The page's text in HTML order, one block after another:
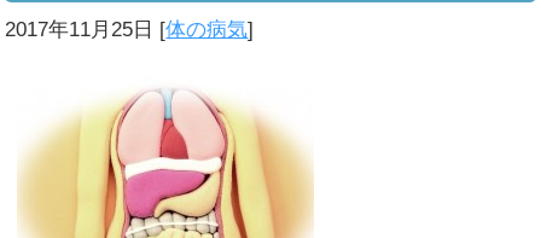
2017年11月25日 [体の病気]